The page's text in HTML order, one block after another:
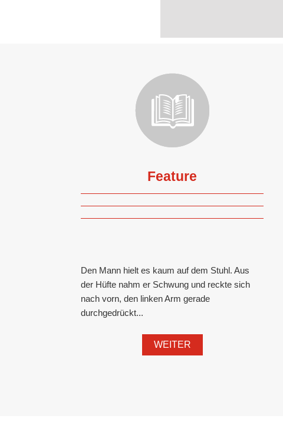
Feature
Den Mann hielt es kaum auf dem Stuhl. Aus
der Hüfte nahm er Schwung und reckte sich
nach vorn, den linken Arm gerade
durchgedrückt...
WEITER